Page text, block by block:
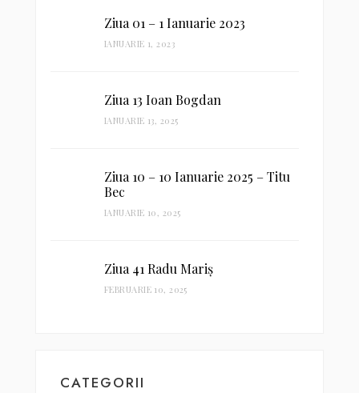
Ziua 01 – 1 Ianuarie 2023
IANUARIE 1, 2023
Ziua 13 Ioan Bogdan
IANUARIE 13, 2025
Ziua 10 – 10 Ianuarie 2025 – Titu
Bec
IANUARIE 10, 2025
Ziua 41 Radu Mariș
FEBRUARIE 10, 2025
CATEGORII